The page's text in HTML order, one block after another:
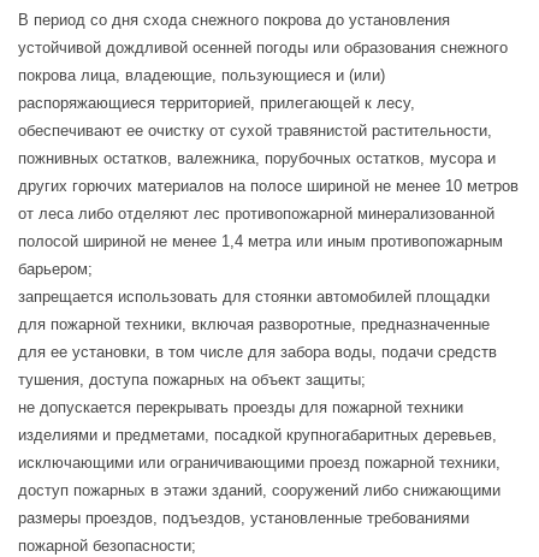
В период со дня схода снежного покрова до установления
устойчивой дождливой осенней погоды или образования снежного
покрова лица, владеющие, пользующиеся и (или)
распоряжающиеся территорией, прилегающей к лесу,
обеспечивают ее очистку от сухой травянистой растительности,
пожнивных остатков, валежника, порубочных остатков, мусора и
других горючих материалов на полосе шириной не менее 10 метров
от леса либо отделяют лес противопожарной минерализованной
полосой шириной не менее 1,4 метра или иным противопожарным
барьером;
запрещается использовать для стоянки автомобилей площадки
для пожарной техники, включая разворотные, предназначенные
для ее установки, в том числе для забора воды, подачи средств
тушения, доступа пожарных на объект защиты;
не допускается перекрывать проезды для пожарной техники
изделиями и предметами, посадкой крупногабаритных деревьев,
исключающими или ограничивающими проезд пожарной техники,
доступ пожарных в этажи зданий, сооружений либо снижающими
размеры проездов, подъездов, установленные требованиями
пожарной безопасности;